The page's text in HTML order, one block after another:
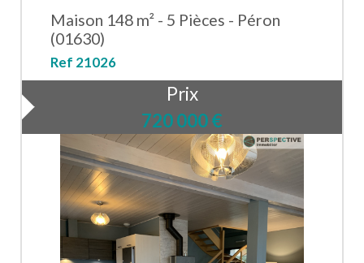
Maison 148 m² - 5 Pièces - Péron
(01630)
Ref 21026
Prix
720 000€